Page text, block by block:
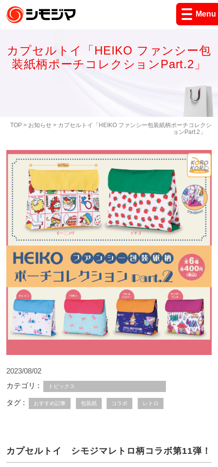
Menu
TOP> お知らせ> カプセルトイ「HEIKO ファンシー包装紙柄ポーチコレクシ
ョンPart.2」
カプセルトイ「HEIKO ファンシー包
装紙柄ポーチコレクションPart.2」
2023/08/02
カテゴリ :
トピックス
タグ : おすすめ記事 包装紙 コラボ レトロ
カプセルトイ シモジマレトロ柄コラボ第11弾！